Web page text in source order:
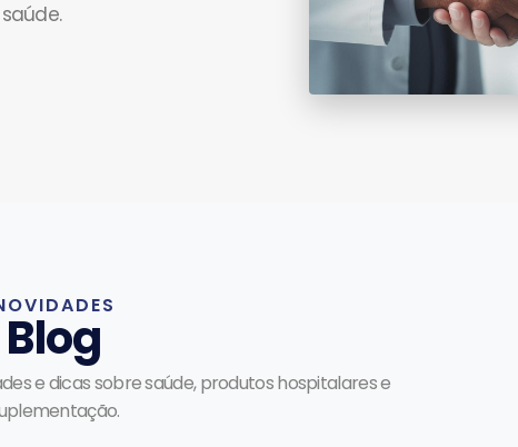
Blog
e dicas sobre saúde, produtos hospitalares e